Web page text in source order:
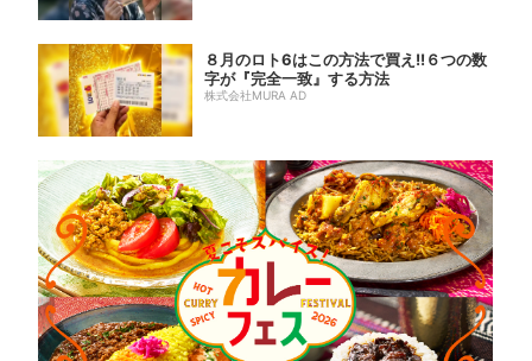
８月のロト6はこの方法で買え!!６つの数
字が『完全一致』する方法
株式会社MURA AD